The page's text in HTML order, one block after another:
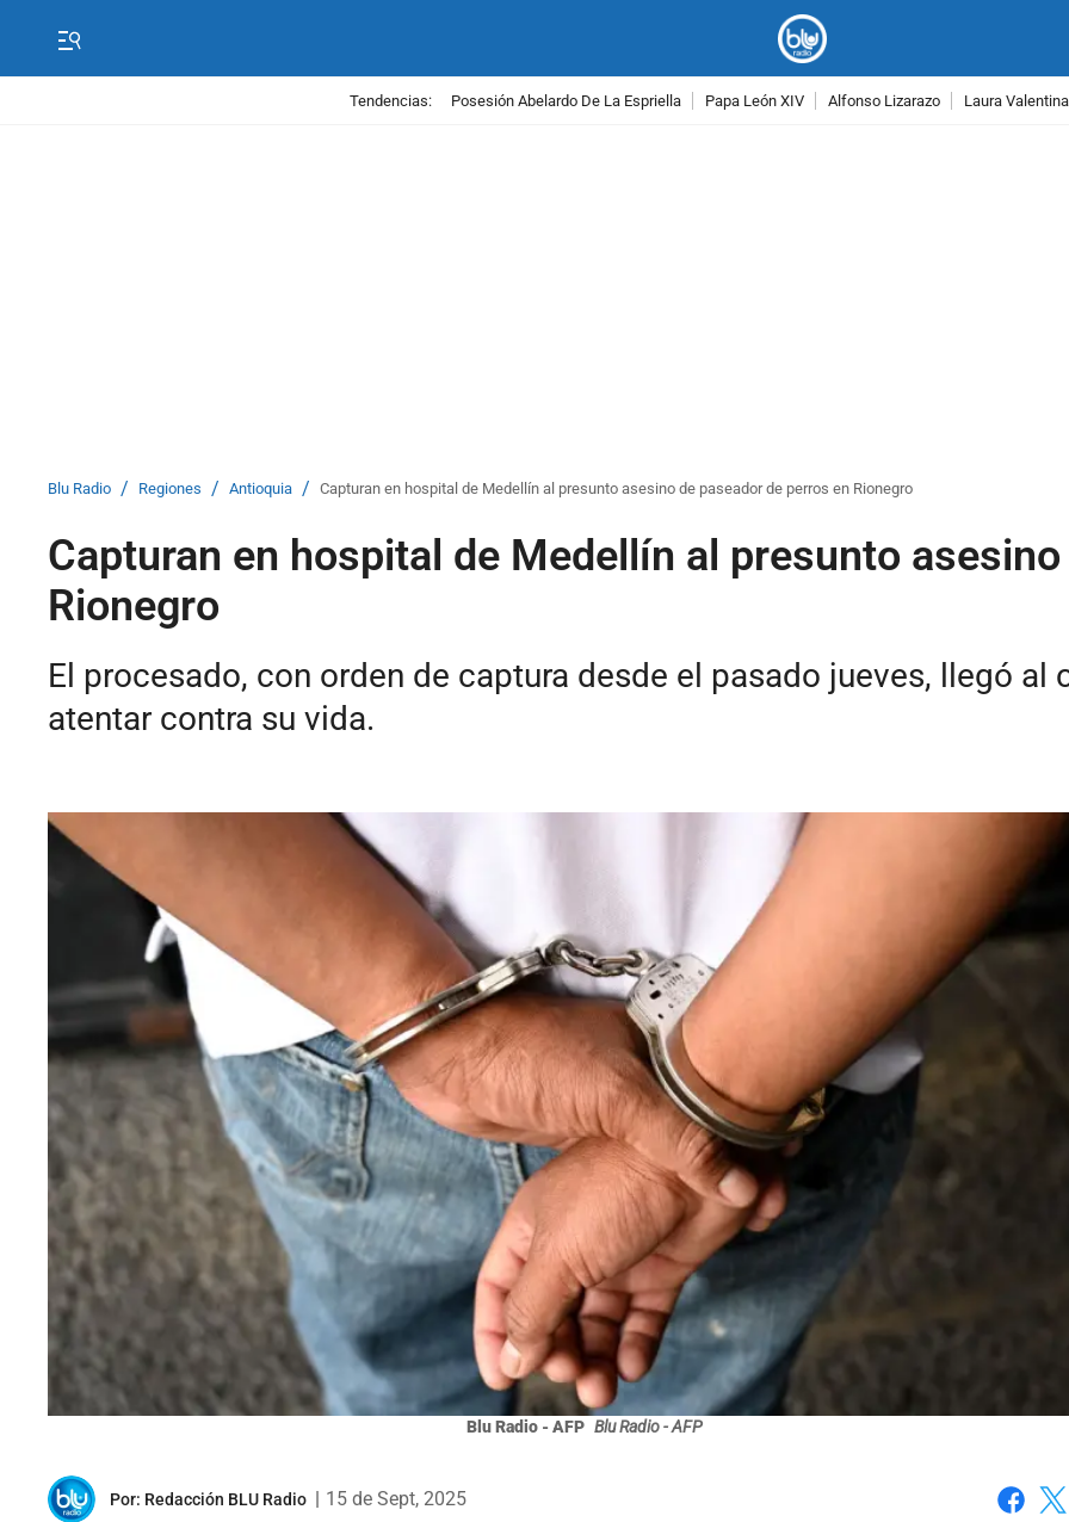
Tendencias: Posesión Abelardo De La Espriella Papa León XIV Alfonso Lizarazo Laura
Blu Radio / Regiones / Antioquia / Capturan en hospital de Medellín al presunto asesino de paseador de perros en Rionegro
Capturan en hospital de Medellín al presunto
Rionegro
El procesado, con orden de captura desde el pasado jueves, llegó
atentar contra su vida.
Blu Radio - AFP Blu Radio - AFP
Por: Redacción BLU Radio
15 de Sept, 2025